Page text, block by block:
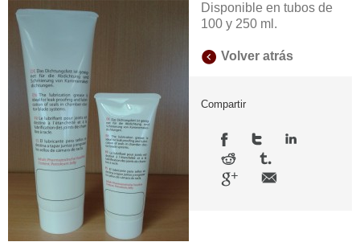
Disponible en tubos de
100 y 250 ml.
Volver atrás
Compartir